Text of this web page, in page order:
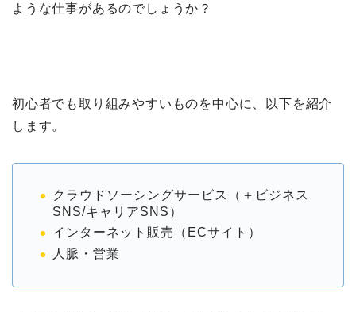
ような仕事があるのでしょうか？
初心者でも取り組みやすいものを中心に、以下を紹介
します。
クラウドソーシングサービス（＋ビジネス
SNS/キャリアSNS）
インターネット販売（ECサイト）
人脈・営業